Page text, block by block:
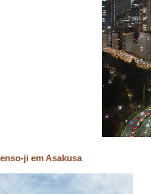
ji em Asakusa